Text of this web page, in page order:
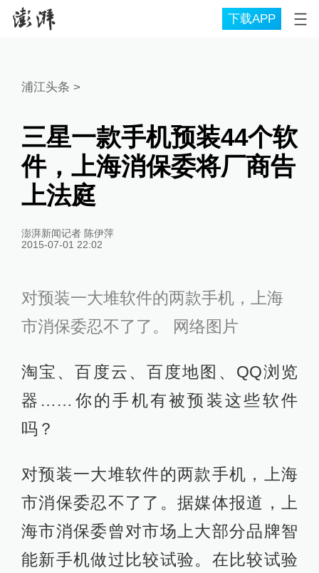
下载APP
浦江头条 >
三星一款手机预装44个软
件，上海消保委将厂商告
上法庭
澎湃新闻记者 陈伊萍
2015-07-01 22:02
对预装一大堆软件的两款手机，上海
市消保委忍不了了。 网络图片
淘宝、百度云、百度地图、QQ浏览
器……你的手机有被预装这些软件
吗？
对预装一大堆软件的两款手机，上海
市消保委忍不了了。据媒体报道，上
海市消保委曾对市场上大部分品牌智
能新手机做过比较试验。在比较试验